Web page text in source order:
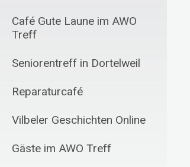
Café Gute Laune im AWO
Treff
Seniorentreff in Dortelweil
Reparaturcafé
Vilbeler Geschichten Online
Gäste im AWO Treff